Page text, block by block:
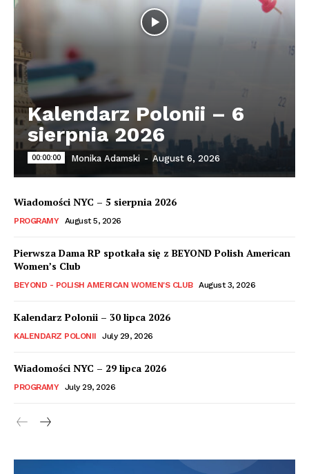
Kalendarz Polonii – 6
sierpnia 2026
00:00:00 Monika Adamski - August 6, 2026
Wiadomości NYC – 5 sierpnia 2026
PROGRAMY August 5, 2026
Pierwsza Dama RP spotkała się z BEYOND Polish American
Women’s Club
BEYOND - POLISH AMERICAN WOMEN'S CLUB August 3, 2026
Kalendarz Polonii – 30 lipca 2026
KALENDARZ POLONII July 29, 2026
Wiadomości NYC – 29 lipca 2026
PROGRAMY July 29, 2026